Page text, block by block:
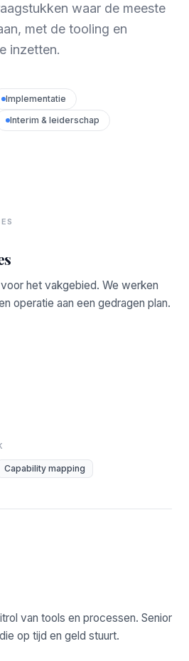
waar de meeste
met de tooling en
inzetten.
Implementatie
Interim & leiderschap
het vakgebied. We werken
operatie aan een gedragen plan.
Capability mapping
van tools en processen. Senior
op tijd en geld stuurt.